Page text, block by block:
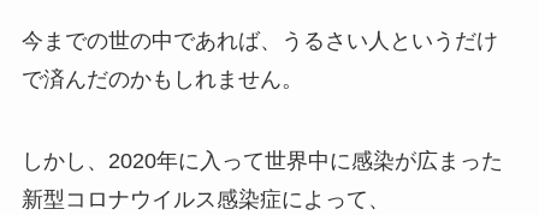
今までの世の中であれば、うるさい人というだけ
で済んだのかもしれません。
しかし、2020年に入って世界中に感染が広まった
新型コロナウイルス感染症によって、